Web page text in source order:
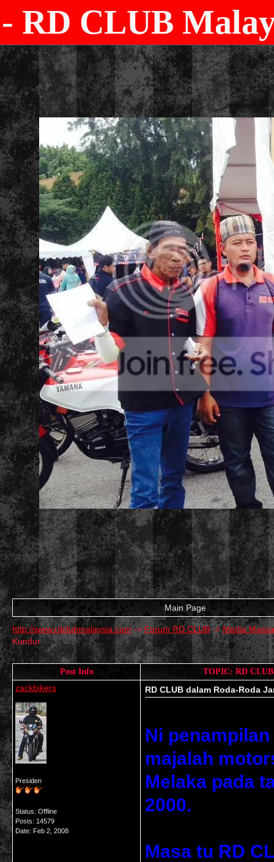
- RD CLUB
Main Page
http://www.rdclubmalaysia.com-> Forum RD CLUB->Media
Kundur
Post Info TOPIC: RD
zackbikers
Presiden
Status: Offline
Posts: 14579
Date: Feb 2, 2008
RD CLUB dalam Roda-Roda
Ni
majalah
Melaka pada
2000.
Masa tu RD